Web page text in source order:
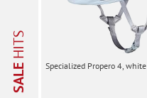
SALE
HITS
Specialized Propero 4, white